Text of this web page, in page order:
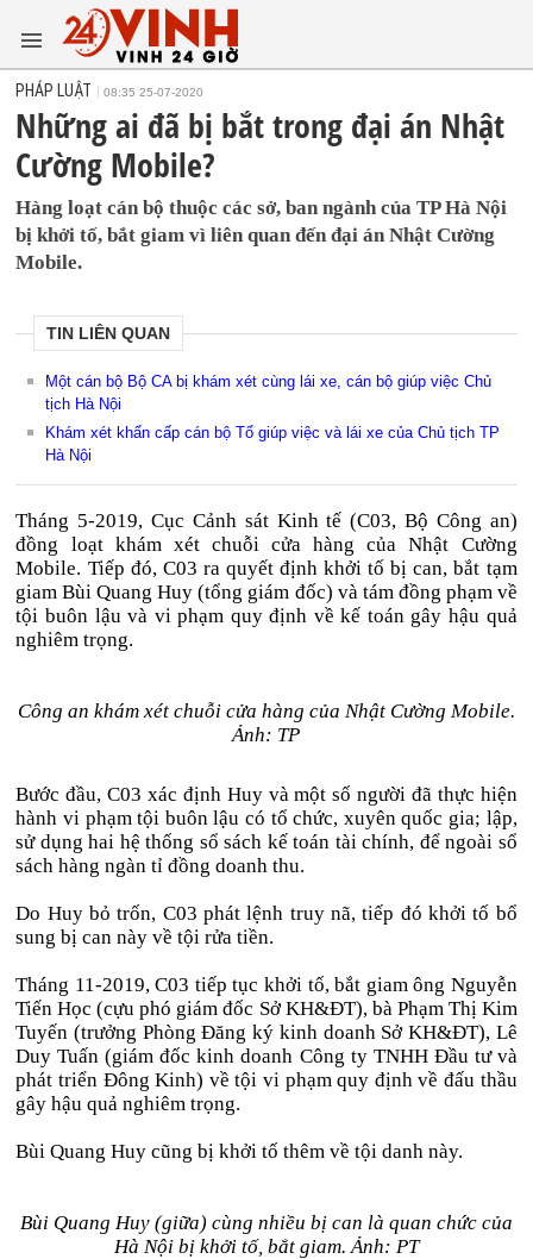
PHÁP LUẬT 08:35 25-07-2020
Những ai đã bị bắt trong đại án Nhật
Cường Mobile?
Hàng loạt cán bộ thuộc các sở, ban ngành của TP Hà Nội
bị khởi tố, bắt giam vì liên quan đến đại án Nhật Cường
Mobile.
TIN LIÊN QUAN
Một cán bộ Bộ CA bị khám xét cùng lái xe, cán bộ giúp việc Chủ
tịch Hà Nội
Khám xét khẩn cấp cán bộ Tổ giúp việc và lái xe của Chủ tịch TP
Hà Nội
Tháng 5-2019, Cục Cảnh sát Kinh tế (C03, Bộ Công an)
đồng loạt khám xét chuỗi cửa hàng của Nhật Cường
Mobile. Tiếp đó, C03 ra quyết định khởi tố bị can, bắt tạm
giam Bùi Quang Huy (tổng giám đốc) và tám đồng phạm về
tội buôn lậu và vi phạm quy định về kế toán gây hậu quả
nghiêm trọng.
Công an khám xét chuỗi cửa hàng của Nhật Cường Mobile.
Ảnh: TP
Bước đầu, C03 xác định Huy và một số người đã thực hiện
hành vi phạm tội buôn lậu có tổ chức, xuyên quốc gia; lập,
sử dụng hai hệ thống sổ sách kế toán tài chính, để ngoài sổ
sách hàng ngàn tỉ đồng doanh thu.
Do Huy bỏ trốn, C03 phát lệnh truy nã, tiếp đó khởi tố bổ
sung bị can này về tội rửa tiền.
Tháng 11-2019, C03 tiếp tục khởi tố, bắt giam ông Nguyễn
Tiến Học (cựu phó giám đốc Sở KH&ĐT), bà Phạm Thị Kim
Tuyến (trưởng Phòng Đăng ký kinh doanh Sở KH&ĐT), Lê
Duy Tuấn (giám đốc kinh doanh Công ty TNHH Đầu tư và
phát triển Đông Kinh) về tội vi phạm quy định về đấu thầu
gây hậu quả nghiêm trọng.
Bùi Quang Huy cũng bị khởi tố thêm về tội danh này.
Bùi Quang Huy (giữa) cùng nhiều bị can là quan chức của
Hà Nội bị khởi tố, bắt giam. Ảnh: PT